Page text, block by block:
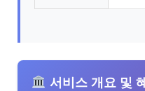
서비스 개요 및